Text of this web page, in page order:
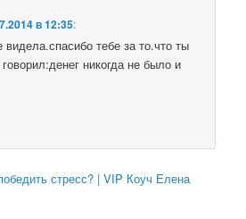
в 12:35:
тебе за то.что ты
никогда не было и
стресс? | VIP Коуч Елена